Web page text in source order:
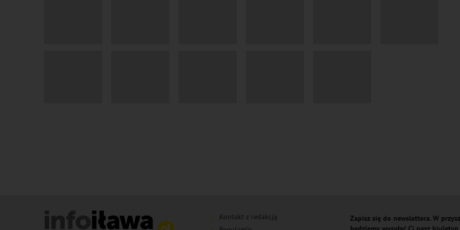
Kontakt z redakcją
Zapisz się do newslettera. W